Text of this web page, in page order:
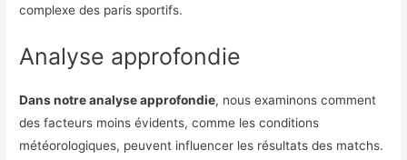
complexe des paris sportifs.
Analyse approfondie
Dans notre analyse approfondie, nous examinons comment
des facteurs moins évidents, comme les conditions
météorologiques, peuvent influencer les résultats des matchs.